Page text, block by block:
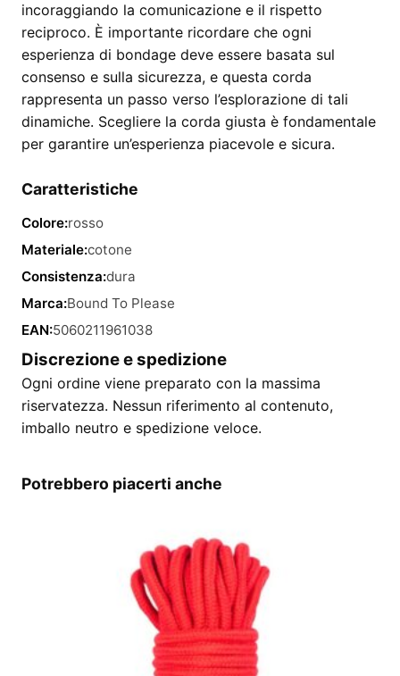
incoraggiando la comunicazione e il rispetto
reciproco. È importante ricordare che ogni
esperienza di bondage deve essere basata sul
consenso e sulla sicurezza, e questa corda
rappresenta un passo verso l’esplorazione di tali
dinamiche. Scegliere la corda giusta è fondamentale
per garantire un’esperienza piacevole e sicura.
Caratteristiche
Colore:rosso
Materiale:cotone
Consistenza:dura
Marca:Bound To Please
EAN:5060211961038
Discrezione e spedizione
Ogni ordine viene preparato con la massima
riservatezza. Nessun riferimento al contenuto,
imballo neutro e spedizione veloce.
Potrebbero piacerti anche